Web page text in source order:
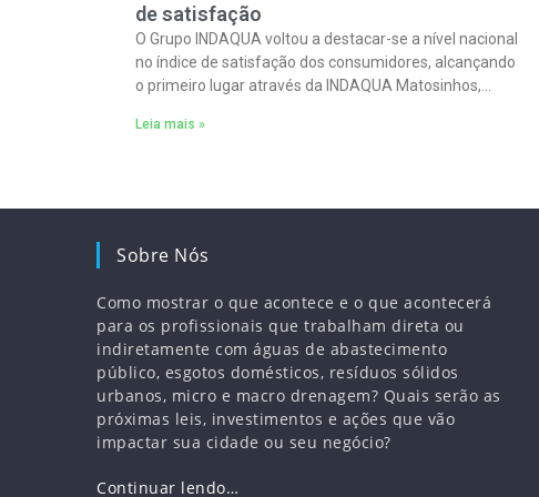
de satisfação
O Grupo INDAQUA voltou a destacar-se a nível nacional
no índice de satisfação dos consumidores, alcançando
o primeiro lugar através da INDAQUA Matosinhos,
Leia mais »
Sobre Nós
Como mostrar o que acontece e o que acontecerá
para os profissionais que trabalham direta ou
indiretamente com águas de abastecimento
público, esgotos domésticos, resíduos sólidos
urbanos, micro e macro drenagem? Quais serão as
próximas leis, investimentos e ações que vão
impactar sua cidade ou seu negócio?
Continuar lendo…